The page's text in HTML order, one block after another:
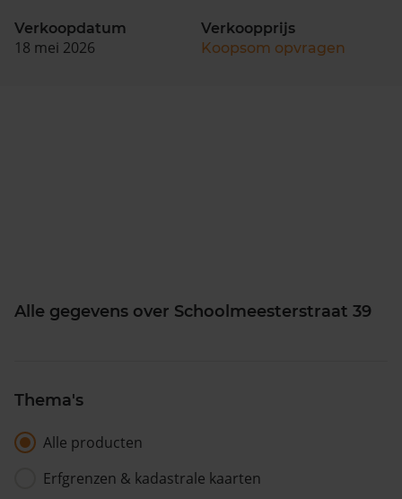
Verkoopdatum
18 mei 2026
Verkoopprijs
Koopsom opvragen
Alle gegevens over Schoolmeesterstraat 39
Thema's
Alle producten
Erfgrenzen & kadastrale kaarten